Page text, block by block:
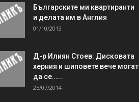
Българските ми квартиранти
и делата им в Англия
01/10/2013
Д-р Илиян Стоев: Дисковата
херния и шиповете вече могат
да се…...
25/07/2014